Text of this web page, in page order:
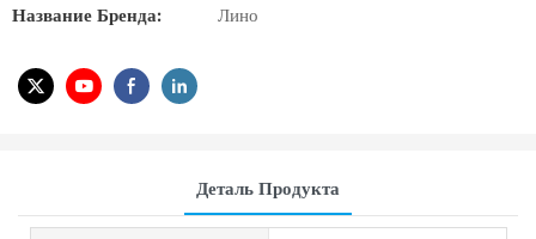
Название Бренда:
Лино
Деталь Продукта